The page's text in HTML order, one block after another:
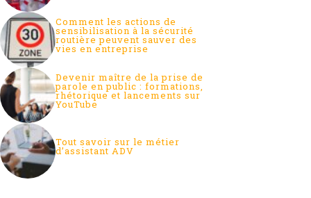
Comment les actions de
sensibilisation à la sécurité
routière peuvent sauver des
vies en entreprise
Devenir maître de la prise de
parole en public : formations,
rhétorique et lancements sur
YouTube
Tout savoir sur le métier
d’assistant ADV